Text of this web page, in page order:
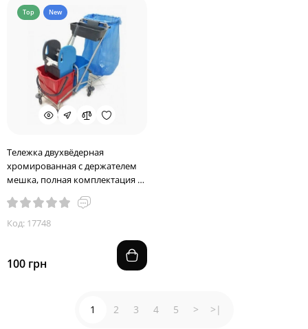
Top New
Тележка двухвёдерная
хромированная с держателем
мешка, полная комплектация с
Код: 17748
100 грн
1 2 3 4 5 > >|